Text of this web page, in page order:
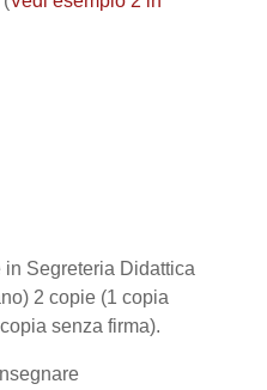
Segreteria Didattica
2 copie (1 copia
senza firma).